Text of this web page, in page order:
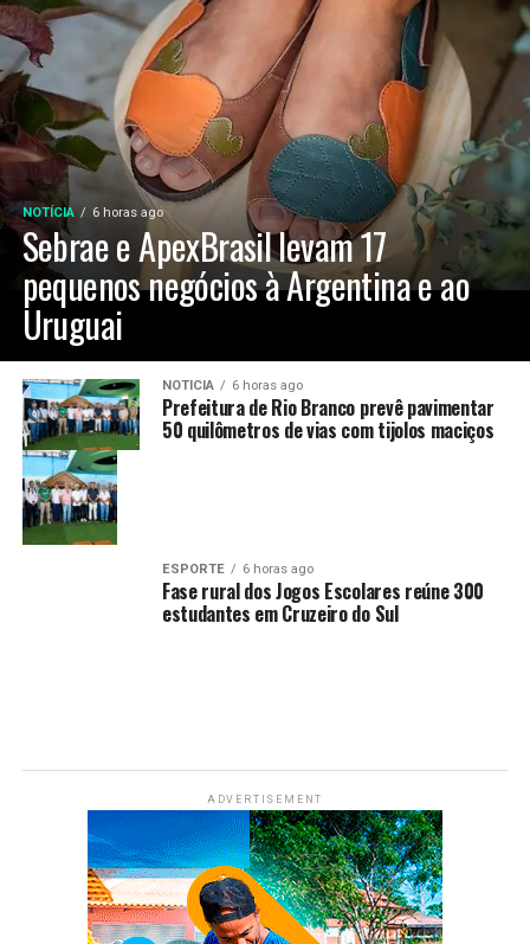
NOTÍCIA 6 horas ago
Sebrae e ApexBrasil levam 17
pequenos negócios à Argentina e ao
Uruguai
NOTÍCIA 6 horas ago
Prefeitura de Rio Branco prevê pavimentar
50 quilômetros de vias com tijolos maciços
ESPORTE 6 horas ago
Fase rural dos Jogos Escolares reúne 300
estudantes em Cruzeiro do Sul
ADVERTISEMENT